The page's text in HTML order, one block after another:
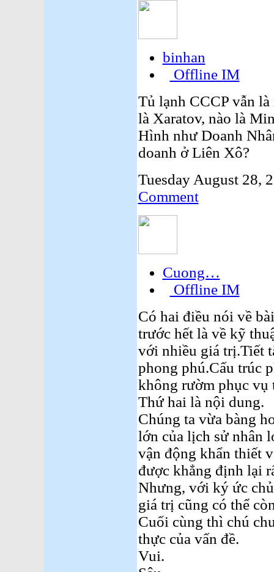
binhan
Offline IM
Tủ lạnh CCCP vẫn
là Xaratov, nào là
Hình như Doanh
doanh ở Liên Xô?
Tuesday August 28,
Comment
Cuong…
Offline IM
Có hai điều nói về
trước hết là về kỹ
với nhiều giá trị.Tiết
phong phú.Cấu trúc
không rườm phục vụ
Thứ hai là nội dung.
Chúng ta vừa bàng
lớn của lịch sử nhân
vận động khẩn thiết
được khẳng định lại
Nhưng, với ký ức
giá trị cũng có thể
Cuối cùng thì chú
thực của vấn đề.
Vui.